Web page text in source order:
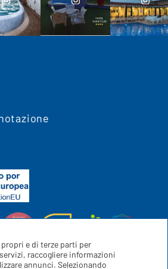
e di terze parti per
raccogliere informazioni
annunci. Selezionando